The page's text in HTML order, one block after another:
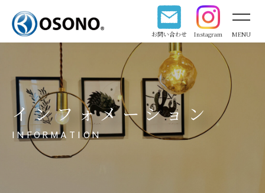
お問い合わせ Instagram MENU
インフォメーション
INFORMATION